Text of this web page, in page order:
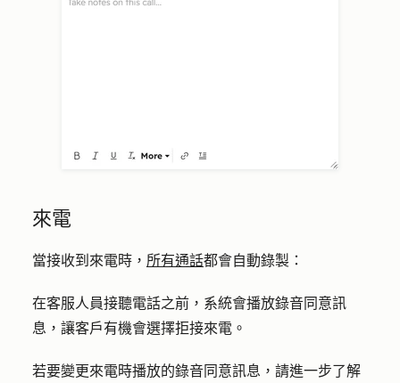
來電
當接收到來電時， 所有通話都會自動錄製：
在客服人員接聽電話之前，系統會播放錄音同意訊
息，讓客戶有機會選擇拒接來電。
若要變更來電時播放的錄音同意訊息，請進一步了解